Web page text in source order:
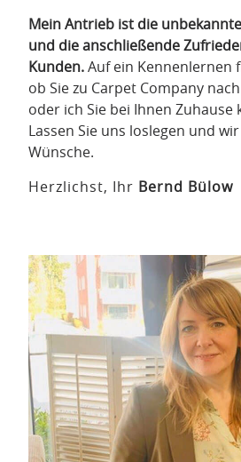
Mein Antrieb ist die
und die anschließende
Kunden.Auf ein Kennenlernen
ob Sie zu Carpet Company
oder ich Sie bei Ihnen Zuhause
Lassen Sie uns loslegen und
Wünsche.
Herzlichst, Ihr Bernd Bülow